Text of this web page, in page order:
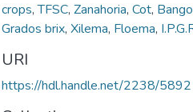
crops,TFSC, Zanahoria, Cot,
Grados brix, Xilema, Floema,
URI
https://hdl.handle.net/2238/5892